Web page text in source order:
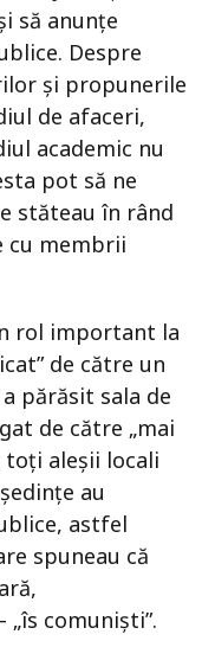
să anunţe
Despre
şi propunerile
de afaceri,
academic nu
pot să ne
stăteau în rând
cu membrii
rol important la
de către un
părăsit sala de
de către „mai
toţi aleşii locali
au
astfel
spuneau că
comunişti”.